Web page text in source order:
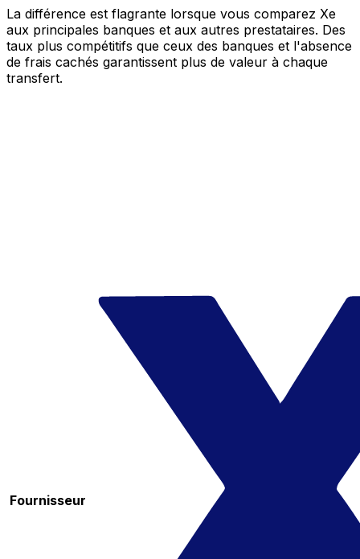
La différence est flagrante lorsque vous comparez Xe
aux principales banques et aux autres prestataires. Des
taux plus compétitifs que ceux des banques et l'absence
de frais cachés garantissent plus de valeur à chaque
transfert.
Fournisseur